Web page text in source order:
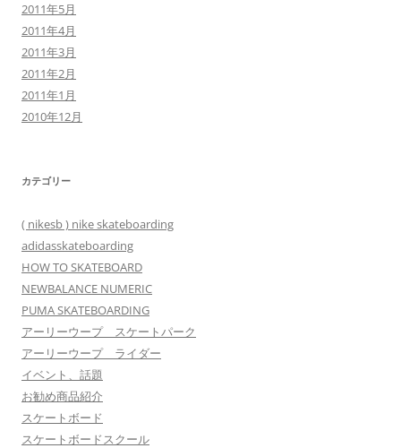
2011年5月
2011年4月
2011年3月
2011年2月
2011年1月
2010年12月
カテゴリー
( nikesb ) nike skateboarding
adidasskateboarding
HOW TO SKATEBOARD
NEWBALANCE NUMERIC
PUMA SKATEBOARDING
アーリーウープ スケートパーク
アーリーウープ ライダー
イベント、話題
お勧め商品紹介
スケートボード
スケートボードスクール